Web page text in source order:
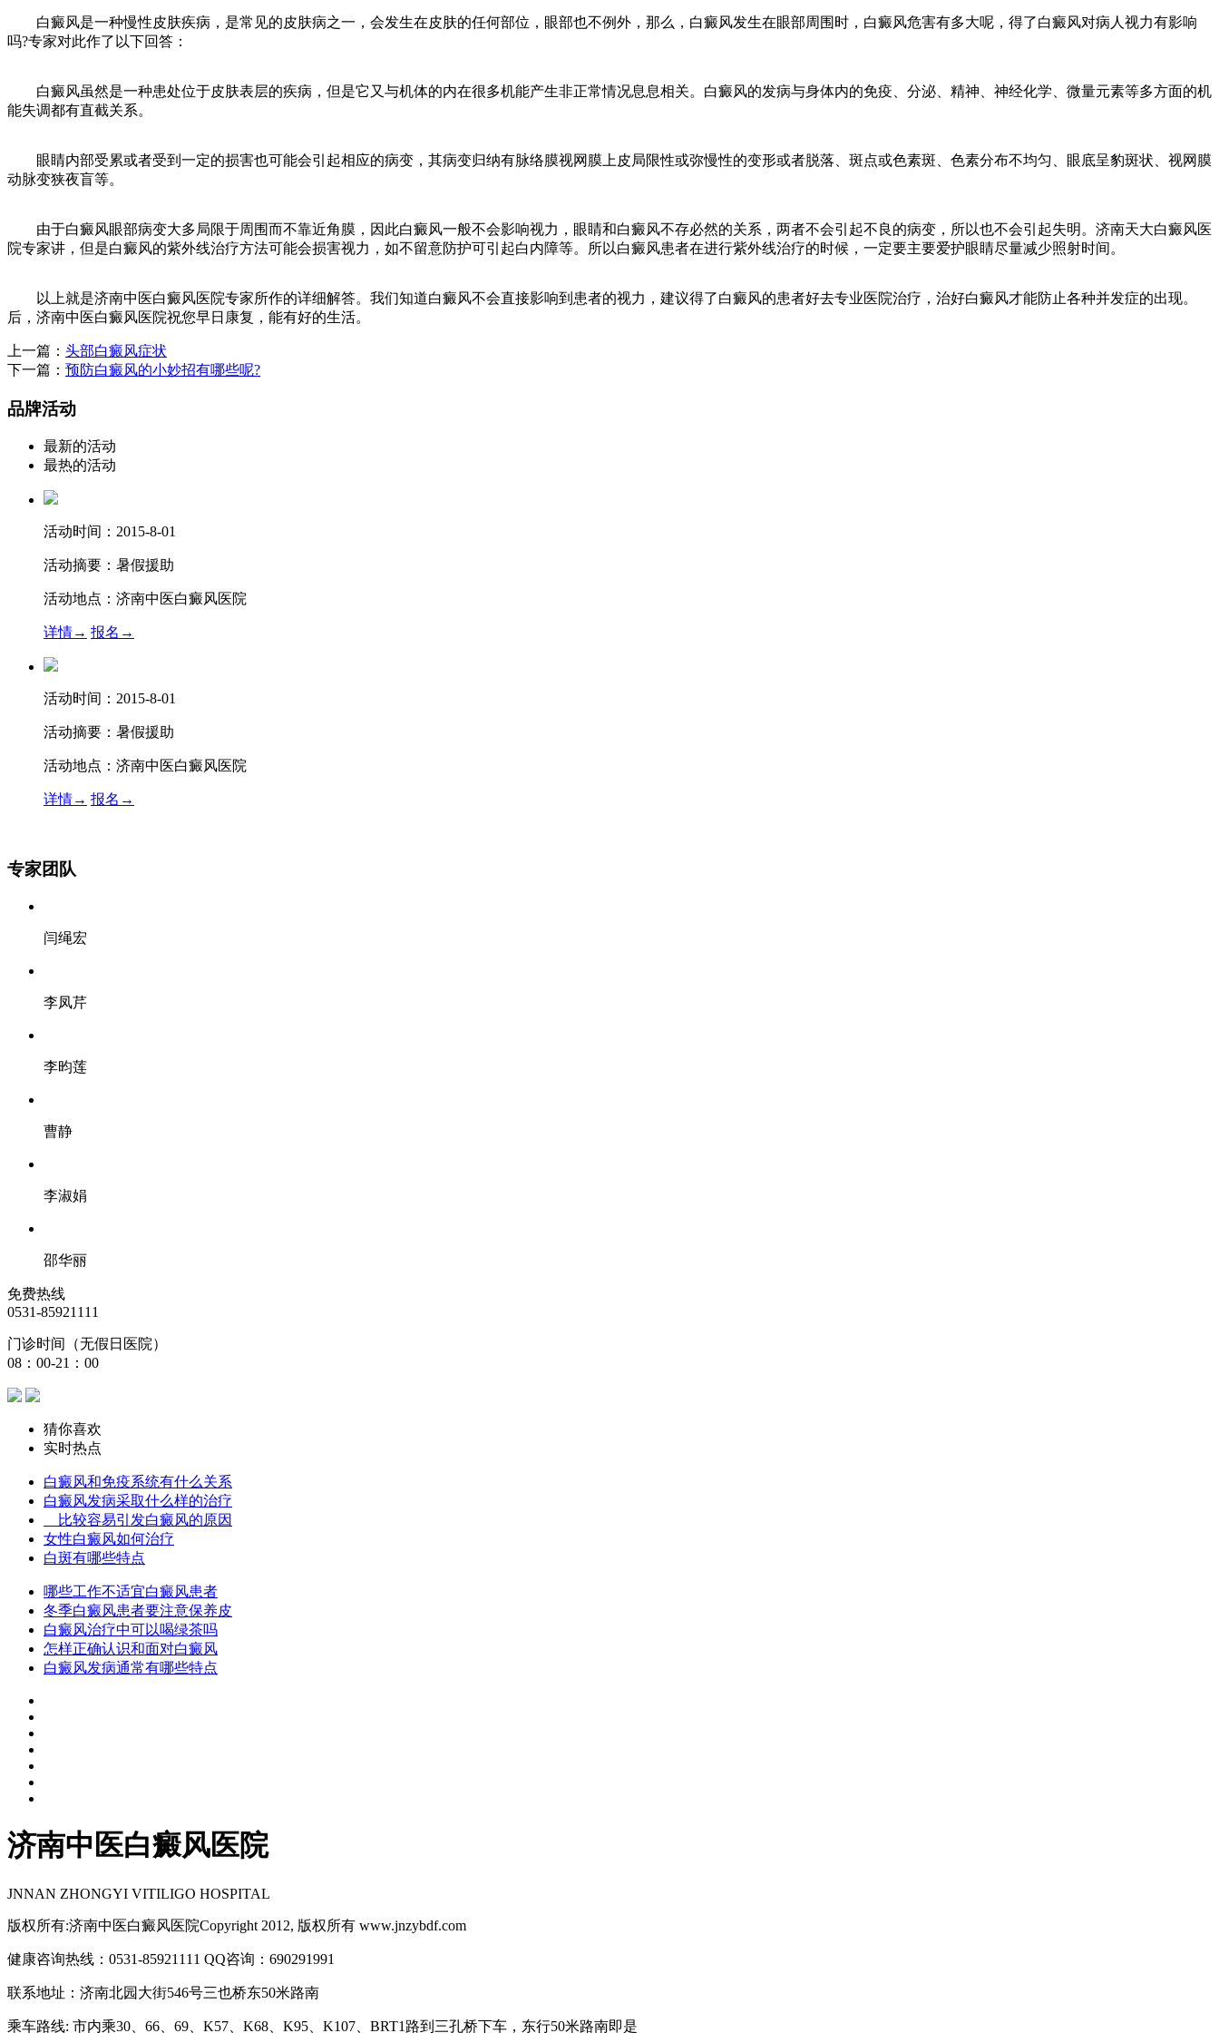
白癜风是一种慢性皮肤疾病，是常见的皮肤病之一，会发生在皮肤的任何部位，眼部也不例外，那么，白癜风发生在眼部周围时，白癜风危害有多大呢，得了白癜风对病人视力有影响
吗?专家对此作了以下回答：
白癜风虽然是一种患处位于皮肤表层的疾病，但是它又与机体的内在很多机能产生非正常情况息息相关。白癜风的发病与身体内的免疫、分泌、精神、神经化学、微量元素等多方面的机
能失调都有直截关系。
眼睛内部受累或者受到一定的损害也可能会引起相应的病变，其病变归纳有脉络膜视网膜上皮局限性或弥慢性的变形或者脱落、斑点或色素斑、色素分布不均匀、眼底呈豹斑状、视网膜
动脉变狭夜盲等。
由于白癜风眼部病变大多局限于周围而不靠近角膜，因此白癜风一般不会影响视力，眼睛和白癜风不存必然的关系，两者不会引起不良的病变，所以也不会引起失明。济南天大白癜风医
院专家讲，但是白癜风的紫外线治疗方法可能会损害视力，如不留意防护可引起白内障等。所以白癜风患者在进行紫外线治疗的时候，一定要主要爱护眼睛尽量减少照射时间。
以上就是济南中医白癜风医院专家所作的详细解答。我们知道白癜风不会直接影响到患者的视力，建议得了白癜风的患者好去专业医院治疗，治好白癜风才能防止各种并发症的出现。
后，济南中医白癜风医院祝您早日康复，能有好的生活。
上一篇： 头部白癜风症状
下一篇： 预防白癜风的小妙招有哪些呢?
品牌活动
最新的活动
最热的活动
活动时间： 2015-8-01
活动摘要： 暑假援助
活动地点： 济南中医白癜风医院
详情→ 报名→
活动时间： 2015-8-01
活动摘要： 暑假援助
活动地点： 济南中医白癜风医院
详情→ 报名→
专家团队
闫绳宏
李凤芹
李昀莲
曹静
李淑娟
邵华丽
免费热线
0531-85921111
门诊时间（无假日医院）
08：00-21：00
猜你喜欢
实时热点
白癜风和免疫系统有什么关系
白癜风发病采取什么样的治疗
比较容易引发白癜风的原因
女性白癜风如何治疗
白斑有哪些特点
哪些工作不适宜白癜风患者
冬季白癜风患者要注意保养皮
白癜风治疗中可以喝绿茶吗
怎样正确认识和面对白癜风
白癜风发病通常有哪些特点
济南中医白癜风医院
JNNAN ZHONGYI VITILIGO HOSPITAL
版权所有:济南中医白癜风医院Copyright 2012, 版权所有 www.jnzybdf.com
健康咨询热线：0531-85921111 QQ咨询：690291991
联系地址：济南北园大街546号三也桥东50米路南
乘车路线: 市内乘30、66、69、K57、K68、K95、K107、BRT1路到三孔桥下车，东行50米路南即是